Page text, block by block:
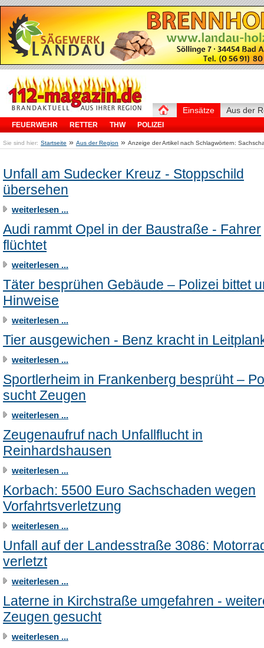
Einsätze
FEUERWEHR RETTER THW POLIZEI
Aus der
Sie sind hier: Startseite » Aus der Region » Anzeige der Artikel nach Schlagwörtern:
Unfall am Sudecker Kreuz - Stoppschild
übersehen
weiterlesen ...
Audi rammt Opel in der Baustraße - Fahrer
flüchtet
weiterlesen ...
Täter besprühen Gebäude – Polizei bittet
Hinweise
weiterlesen ...
Tier ausgewichen - Benz kracht in
weiterlesen ...
Sportlerheim in Frankenberg besprüht –
sucht Zeugen
weiterlesen ...
Zeugenaufruf nach Unfallflucht in
Reinhardshausen
weiterlesen ...
Korbach: 5500 Euro Sachschaden wegen
Vorfahrtsverletzung
weiterlesen ...
Unfall auf der Landesstraße 3086:
verletzt
weiterlesen ...
Laterne in Kirchstraße umgefahren -
Zeugen gesucht
weiterlesen ...